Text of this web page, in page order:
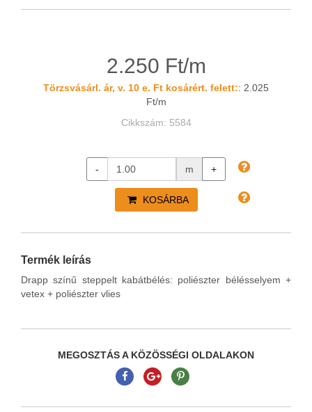
2.250 Ft/m
Törzsvásárl. ár, v. 10 e. Ft kosárért. felett:: 2.025
Ft/m
Cikkszám: 5584
- m +
KOSÁRBA
Termék leírás
Drapp színű steppelt kabátbélés: poliészter bélésselyem +
vetex + poliészter vlies
MEGOSZTÁS A KÖZÖSSÉGI OLDALAKON